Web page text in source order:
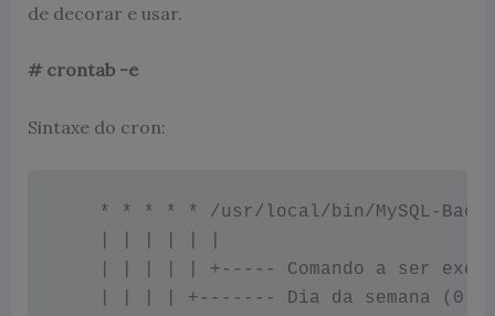
de decorar e usar.
# crontab -e
Sintaxe do cron:
* * * * * /usr/local/bin/MySQL-
| | | | | +----- Comando a ser
| | | | +------- Dia da semana (0